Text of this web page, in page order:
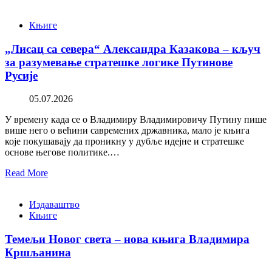
Књиге
„Лисац са севера“ Александра Казакова – кључ
за разумевање стратешке логике Путинове
Русије
05.07.2026
У времену када се о Владимиру Владимировичу Путину пише
више него о већини савремених државника, мало је књига
које покушавају да проникну у дубље идејне и стратешке
основе његове политике.…
Read More
Издаваштво
Књиге
Темељи Новог света – нова књига Владимира
Кршљанина